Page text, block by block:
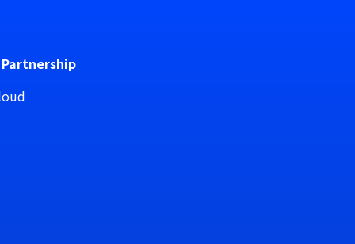
Partnership